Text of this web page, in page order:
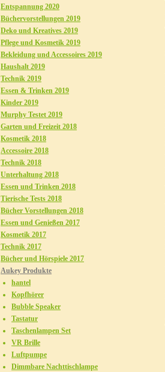
Entspannung 2020
Büchervorstellungen 2019
Deko und Kreatives 2019
Pflege und Kosmetik 2019
Bekleidung und Accessoires 2019
Haushalt 2019
Technik 2019
Essen & Trinken 2019
Kinder 2019
Murphy Testet 2019
Garten und Freizeit 2018
Kosmetik 2018
Accessoire 2018
Technik 2018
Unterhaltung 2018
Essen und Trinken 2018
Tierische Tests 2018
Bücher Vorstellungen 2018
Essen und Genießen 2017
Kosmetik 2017
Technik 2017
Bücher und Hörspiele 2017
Aukey Produkte
hantel
Kopfhörer
Bubble Speaker
Tastatur
Taschenlampen Set
VR Brille
Luftpumpe
Dimmbare Nachttischlampe